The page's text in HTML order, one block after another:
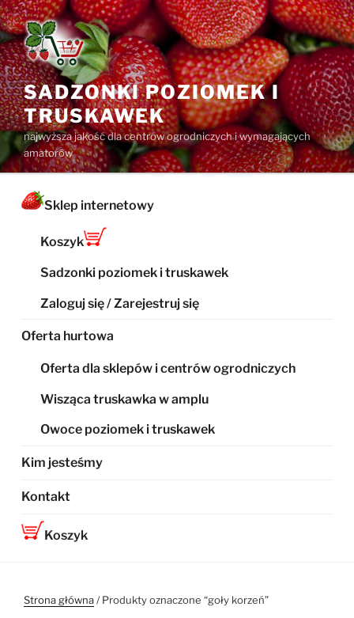
Przejdź
do
treści
SADZONKI POZIOMEK I
TRUSKAWEK
najwyższa jakość dla centrów ogrodniczych i wymagających
amatorów
Sklep internetowy
Koszyk
Sadzonki poziomek i truskawek
Zaloguj się / Zarejestruj się
Oferta hurtowa
Oferta dla sklepów i centrów ogrodniczych
Wisząca truskawka w amplu
Owoce poziomek i truskawek
Kim jesteśmy
Kontakt
Koszyk
Strona główna/ Produkty oznaczone “goły korzeń”